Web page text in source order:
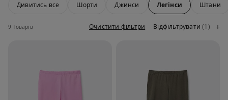
Дивитись все Шорти Джинси Легінси Штани
9 Товарів Очистити фільтри Відфільтрувати(1)